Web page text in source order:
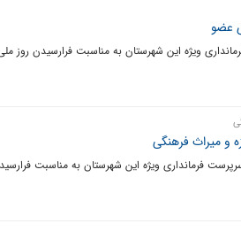
عضو
ویژه این شهرستان به مناسبت فرارسیدن روز
و میراث فرهنگی
فرمانداری ویژه این شهرستان به مناسبت